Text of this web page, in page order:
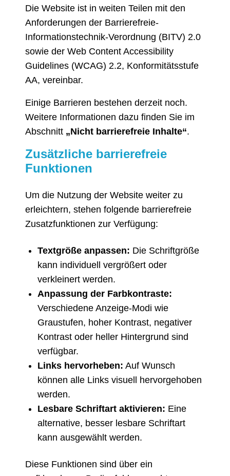
Die Website ist in weiten Teilen mit den
Anforderungen der Barrierefreie-
Informationstechnik-Verordnung (BITV) 2.0
sowie der Web Content Accessibility
Guidelines (WCAG) 2.2, Konformitätsstufe
AA, vereinbar.
Einige Barrieren bestehen derzeit noch.
Weitere Informationen dazu finden Sie im
Abschnitt „Nicht barrierefreie Inhalte“.
Zusätzliche barrierefreie
Funktionen
Um die Nutzung der Website weiter zu
erleichtern, stehen folgende barrierefreie
Zusatzfunktionen zur Verfügung:
Textgröße anpassen: Die Schriftgröße
kann individuell vergrößert oder
verkleinert werden.
Anpassung der Farbkontraste:
Verschiedene Anzeige-Modi wie
Graustufen, hoher Kontrast, negativer
Kontrast oder heller Hintergrund sind
verfügbar.
Links hervorheben: Auf Wunsch
können alle Links visuell hervorgehoben
werden.
Lesbare Schriftart aktivieren: Eine
alternative, besser lesbare Schriftart
kann ausgewählt werden.
Diese Funktionen sind über ein